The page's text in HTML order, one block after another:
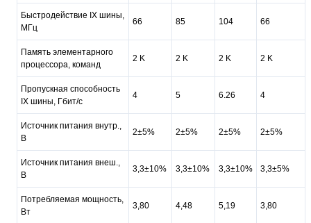
Быстродействие IX шины,
МГц
66 85 104 66
Память элементарного
процессора, команд
2 K 2 K 2 K 2 K
Пропускная способность
IX шины, Гбит/с
4 5 6.26 4
Источник питания внутр.,
B
2±5% 2±5% 2±5% 2±5%
Источник питания внеш.,
B
3,3±10% 3,3±10% 3,3±10% 3,3±5%
Потребляемая мощность,
Вт
3,80 4,48 5,19 3,80